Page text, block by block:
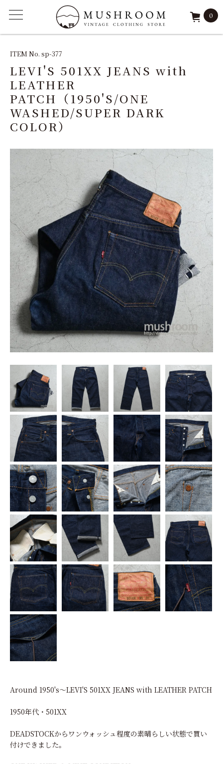
FEATURE
ARCHIVE
REPAIR
STAFF
SHOP
SNS
MY ACCOUNT
0
ITEM No. sp-377
LEVI'S 501XX JEANS with
LEATHER
PATCH（1950'S/ONE
WASHED/SUPER DARK
COLOR）
Around 1950's～LEVI'S 501XX JEANS with LEATHER PATCH
1950年代・501XX
DEADSTOCKからワンウォッシュ程度の素晴らしい状態で買い
付けできました。